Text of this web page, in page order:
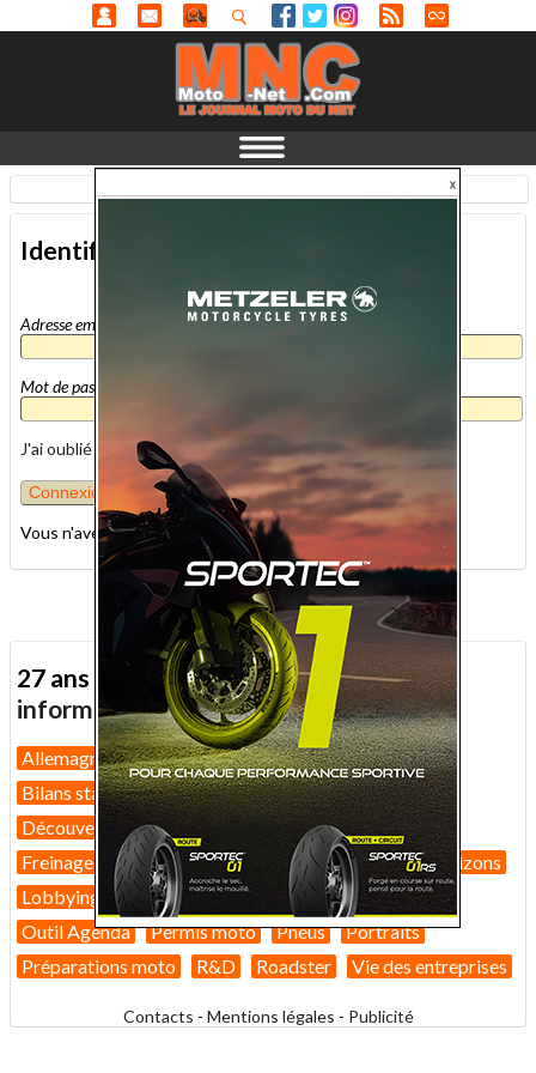
Identification
Adresse email
Mot de passe
J'ai oublié mon mot de passe
Vous n'avez pas encore de compte MNC ?inscrivez-vous
27 ans d'actualité moto :toutes nos
informations depuis 1999 !
Allemagne Assurance moto
Bilans marché 2026
Bilans statistiques
Casques
Dans Le Rétro
Découverte
Equipement pilote
Fiches techniques
Freinage
GT Guides pratiques High-tech
Horizons
Lobbying
Nouveautés 2026
Nouveautés 2027
Outil Agenda
Permis moto Pneus
Portraits
Préparations moto
R&D Roadster Vie des entreprises
Contacts - Mentions légales - Publicité